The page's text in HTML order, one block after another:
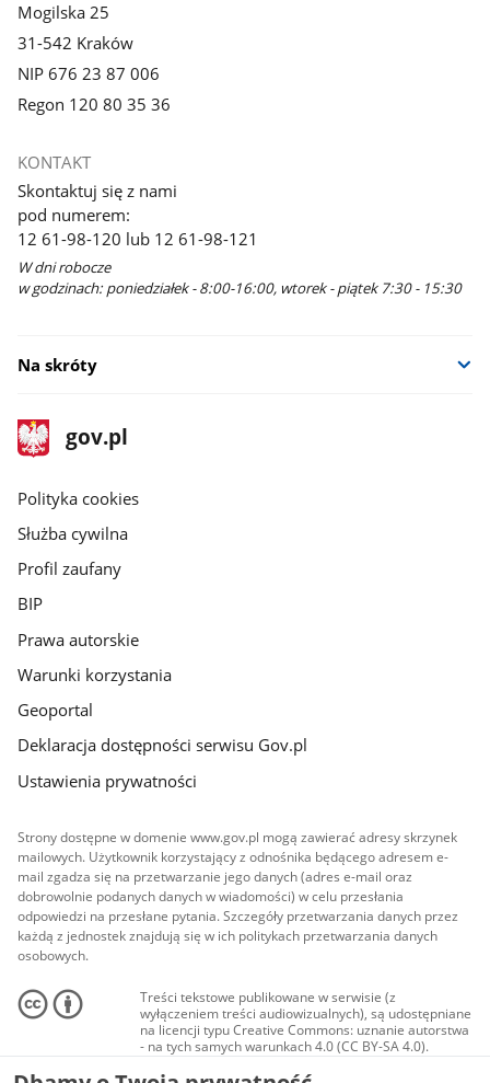
Mogilska 25
31-542 Kraków
NIP 676 23 87 006
Regon 120 80 35 36
KONTAKT
Skontaktuj się z nami
pod numerem:
12 61-98-120 lub 12 61-98-121
W dni robocze
w godzinach: poniedziałek - 8:00-16:00, wtorek - piątek 7:30 - 15:30
Na skróty
stopka
gov.pl
Strona
gov.pl
gov.pl
Polityka cookies
Służba cywilna
Profil zaufany
BIP
Prawa autorskie
Warunki korzystania
Geoportal
Deklaracja dostępności serwisu Gov.pl
Ustawienia prywatności
Strony dostępne w domenie www.gov.pl mogą zawierać adresy skrzynek
mailowych. Użytkownik korzystający z odnośnika będącego adresem e-
mail zgadza się na przetwarzanie jego danych (adres e-mail oraz
dobrowolnie podanych danych w wiadomości) w celu przesłania
odpowiedzi na przesłane pytania. Szczegóły przetwarzania danych przez
każdą z jednostek znajdują się w ich politykach przetwarzania danych
osobowych.
Treści tekstowe publikowane w serwisie (z
wyłączeniem treści audiowizualnych), są udostępniane
na licencji typu Creative Commons: uznanie autorstwa
- na tych samych warunkach 4.0 (CC BY-SA 4.0).
Materiały audiowizualne, w tym zdjęcia, materiały
audio i wideo, są udostępniane na licencji typu